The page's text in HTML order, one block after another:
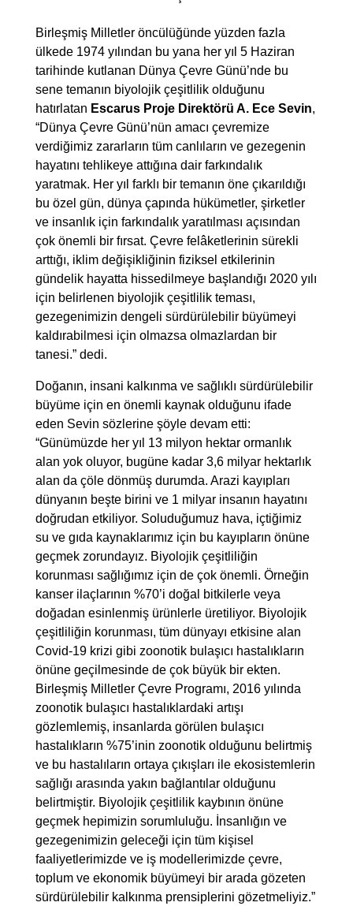
Birleşmiş Milletler öncülüğünde yüzden fazla
ülkede 1974 yılından bu yana her yıl 5 Haziran
tarihinde kutlanan Dünya Çevre Günü’nde bu
sene temanın biyolojik çeşitlilik olduğunu
hatırlatan Escarus Proje Direktörü A. Ece Sevin,
“Dünya Çevre Günü’nün amacı çevremize
verdiğimiz zararların tüm canlıların ve gezegenin
hayatını tehlikeye attığına dair farkındalık
yaratmak. Her yıl farklı bir temanın öne çıkarıldığı
bu özel gün, dünya çapında hükümetler, şirketler
ve insanlık için farkındalık yaratılması açısından
çok önemli bir fırsat. Çevre felâketlerinin sürekli
arttığı, iklim değişikliğinin fiziksel etkilerinin
gündelik hayatta hissedilmeye başlandığı 2020 yılı
için belirlenen biyolojik çeşitlilik teması,
gezegenimizin dengeli sürdürülebilir büyümeyi
kaldırabilmesi için olmazsa olmazlardan bir
tanesi.” dedi.
Doğanın, insani kalkınma ve sağlıklı sürdürülebilir
büyüme için en önemli kaynak olduğunu ifade
eden Sevin sözlerine şöyle devam etti:
“Günümüzde her yıl 13 milyon hektar ormanlık
alan yok oluyor, bugüne kadar 3,6 milyar hektarlık
alan da çöle dönmüş durumda. Arazi kayıpları
dünyanın beşte birini ve 1 milyar insanın hayatını
doğrudan etkiliyor. Soluduğumuz hava, içtiğimiz
su ve gıda kaynaklarımız için bu kayıpların önüne
geçmek zorundayız. Biyolojik çeşitliliğin
korunması sağlığımız için de çok önemli. Örneğin
kanser ilaçlarının %70’i doğal bitkilerle veya
doğadan esinlenmiş ürünlerle üretiliyor. Biyolojik
çeşitliliğin korunması, tüm dünyayı etkisine alan
Covid-19 krizi gibi zoonotik bulaşıcı hastalıkların
önüne geçilmesinde de çok büyük bir ekten.
Birleşmiş Milletler Çevre Programı, 2016 yılında
zoonotik bulaşıcı hastalıklardaki artışı
gözlemlemiş, insanlarda görülen bulaşıcı
hastalıkların %75’inin zoonotik olduğunu belirtmiş
ve bu hastalıların ortaya çıkışları ile ekosistemlerin
sağlığı arasında yakın bağlantılar olduğunu
belirtmiştir. Biyolojik çeşitlilik kaybının önüne
geçmek hepimizin sorumluluğu. İnsanlığın ve
gezegenimizin geleceği için tüm kişisel
faaliyetlerimizde ve iş modellerimizde çevre,
toplum ve ekonomik büyümeyi bir arada gözeten
sürdürülebilir kalkınma prensiplerini gözetmeliyiz.”